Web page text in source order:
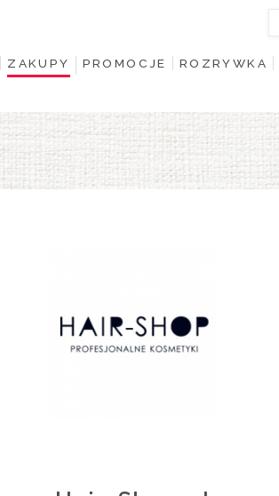
ZAKUPY PROMOCJE ROZRYWKA